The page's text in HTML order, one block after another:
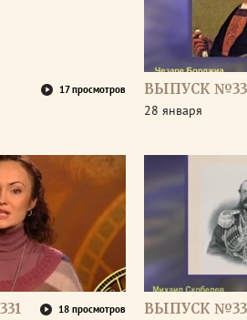
17 просмотров ВЫПУСК
28 января
18 просмотров ВЫПУСК